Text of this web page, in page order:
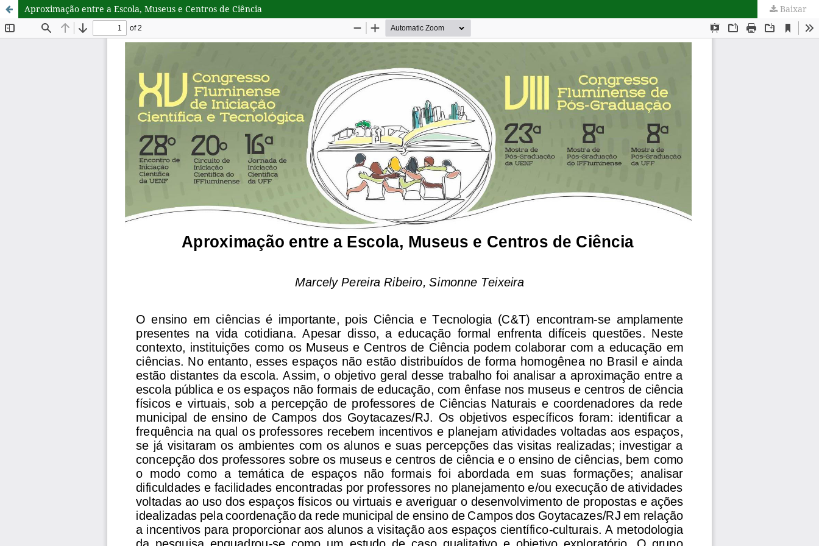
Aproximação entre a Escola, Museus e Centros de Ciência Baixar